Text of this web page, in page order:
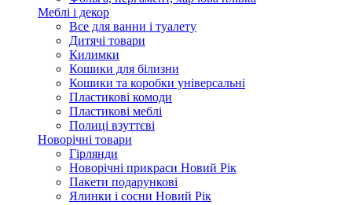
Меблі і декор
Все для ванни і туалету
Дитячі товари
Килимки
Кошики для білизни
Кошики та коробки універсальні
Пластикові комоди
Пластикові меблі
Полиці взуттєві
Новорічні товари
Гірлянди
Новорічні прикраси Новий Рік
Пакети подарункові
Ялинки і сосни Новий Рік